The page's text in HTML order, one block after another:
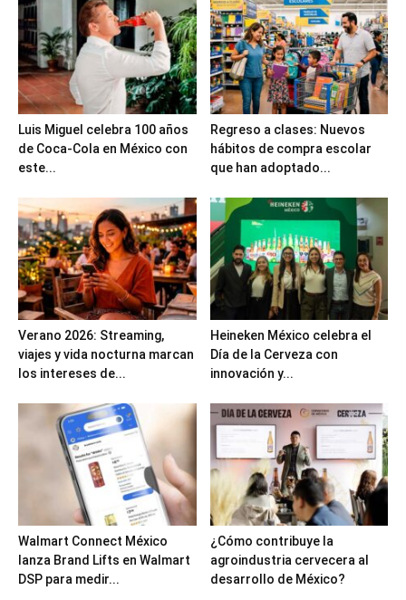
Luis Miguel celebra 100 años
de Coca-Cola en México con
este...
Regreso a clases: Nuevos
hábitos de compra escolar
que han adoptado...
Verano 2026: Streaming,
viajes y vida nocturna marcan
los intereses de...
Heineken México celebra el
Día de la Cerveza con
innovación y...
Walmart Connect México
lanza Brand Lifts en Walmart
DSP para medir...
¿Cómo contribuye la
agroindustria cervecera al
desarrollo de México?